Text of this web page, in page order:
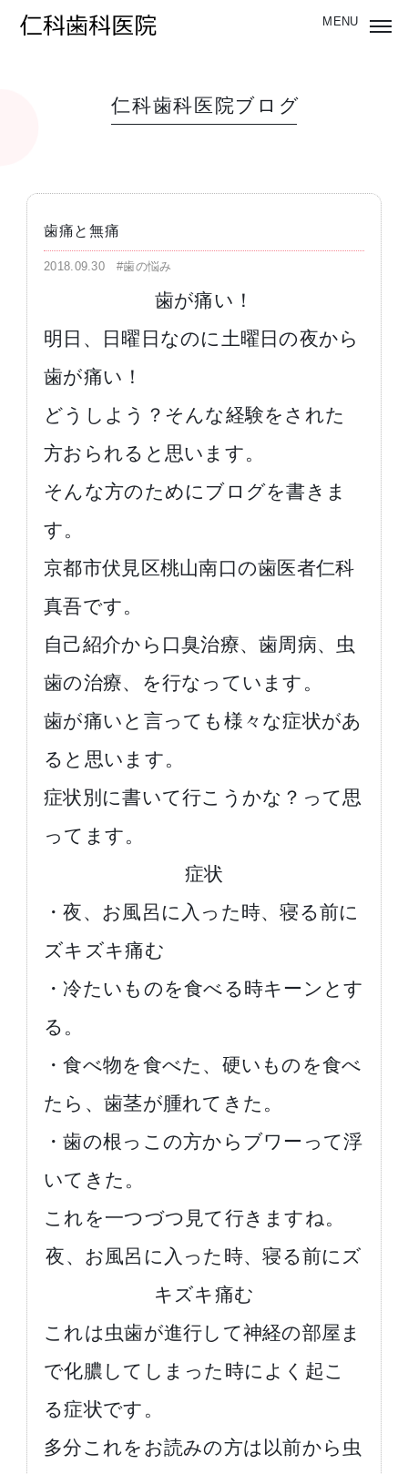
仁科歯科医院ブログ
歯痛と無痛
2018.09.30#歯の悩み
歯が痛い！
明日、日曜日なのに土曜日の夜から
歯が痛い！
どうしよう？そんな経験をされた
方おられると思います。
そんな方のためにブログを書きま
す。
京都市伏見区桃山南口の歯医者仁科
真吾です。
自己紹介から口臭治療、歯周病、虫
歯の治療、を行なっています。
歯が痛いと言っても様々な症状があ
ると思います。
症状別に書いて行こうかな？って思
ってます。
症状
・夜、お風呂に入った時、寝る前に
ズキズキ痛む
・冷たいものを食べる時キーンとす
る。
・食べ物を食べた、硬いものを食べ
たら、歯茎が腫れてきた。
・歯の根っこの方からブワーって浮
いてきた。
これを一つづつ見て行きますね。
夜、お風呂に入った時、寝る前にズ
キズキ痛む
これは虫歯が進行して神経の部屋ま
で化膿してしまった時によく起こ
る症状です。
多分これをお読みの方は以前から虫